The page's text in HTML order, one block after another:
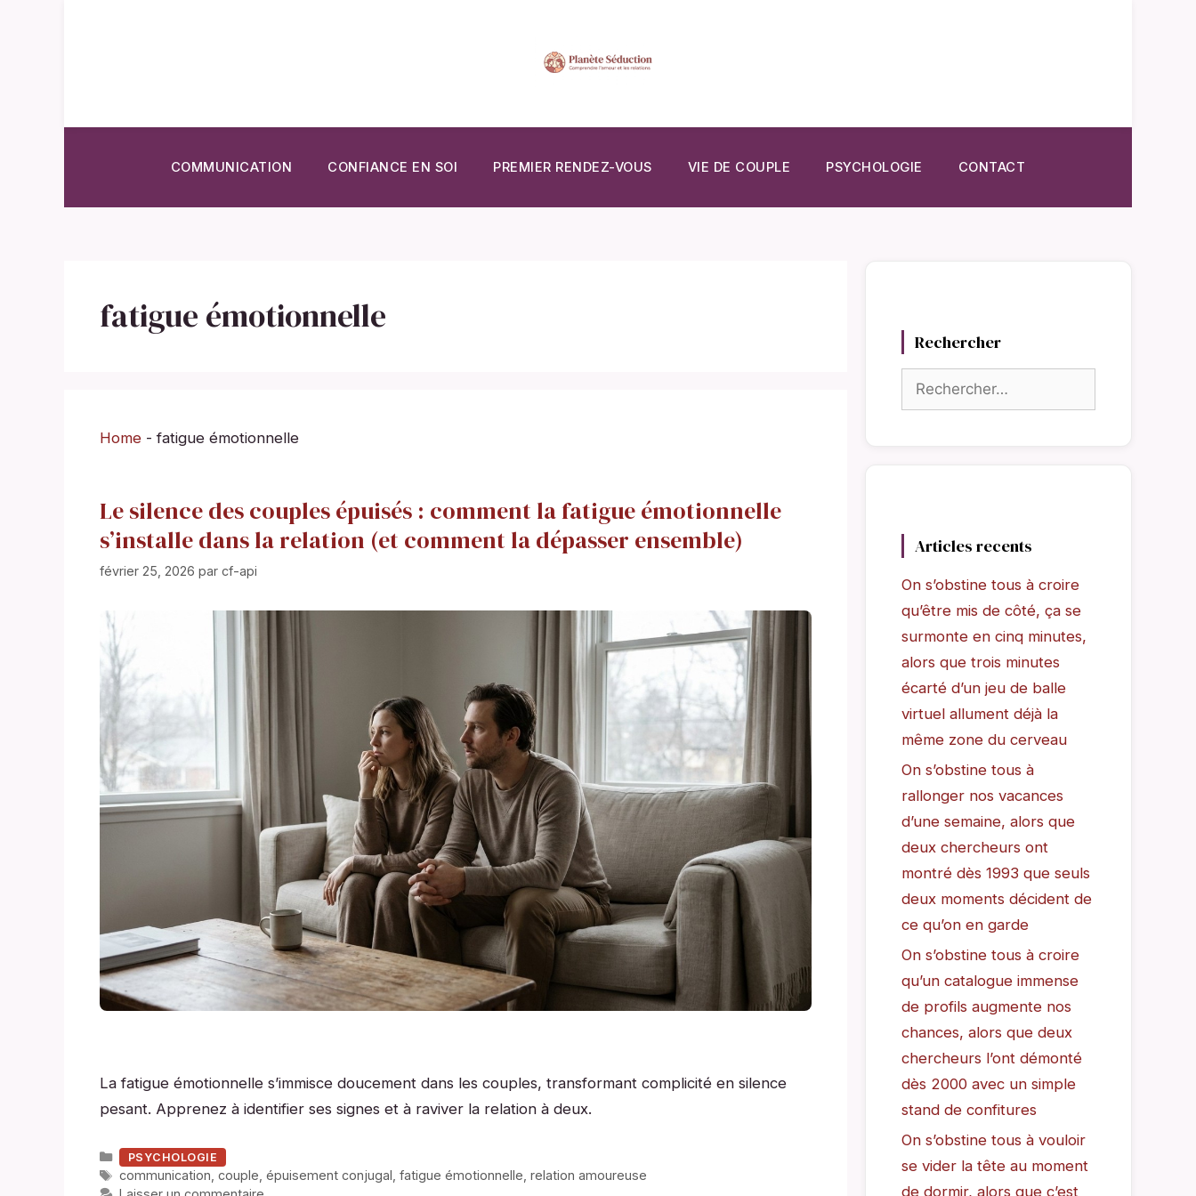
COMMUNICATION CONFIANCE EN SOI PREMIER RENDEZ-VOUS VIE DE COUPLE PSYCHOLOGIE CONTACT
fatigue émotionnelle
Home -fatigue émotionnelle
Le silence des couples épuisés : comment la fatigue émotionnelle
s’installe dans la relation (et comment la dépasser ensemble)
février 25, 2026 par cf-api
La fatigue émotionnelle s’immisce doucement dans les couples, transformant complicité en silence
pesant. Apprenez à identifier ses signes et à raviver la relation à deux.
Catégories
PSYCHOLOGIE
Étiquettes
communication couple épuisement conjugal fatigue émotionnelle relation amoureuse
Rechercher
Rechercher :
Articles recents
On s’obstine tous à croire
qu’être mis de côté, ça se
surmonte en cinq minutes,
alors que trois minutes
écarté d’un jeu de balle
virtuel allument déjà la
même zone du cerveau
On s’obstine tous à
rallonger nos vacances
d’une semaine, alors que
deux chercheurs ont
montré dès 1993 que seuls
deux moments décident de
ce qu’on en garde
On s’obstine tous à croire
qu’un catalogue immense
de profils augmente nos
chances, alors que deux
chercheurs l’ont démonté
dès 2000 avec un simple
stand de confitures
On s’obstine tous à vouloir
se vider la tête au moment
de dormir, alors que c’est